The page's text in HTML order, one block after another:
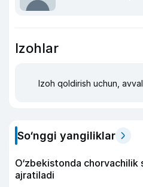
Izohlar
Izoh qoldirish uchun, avval
So‘nggi yangiliklar
O‘zbekistonda chorvachilik
ajratiladi